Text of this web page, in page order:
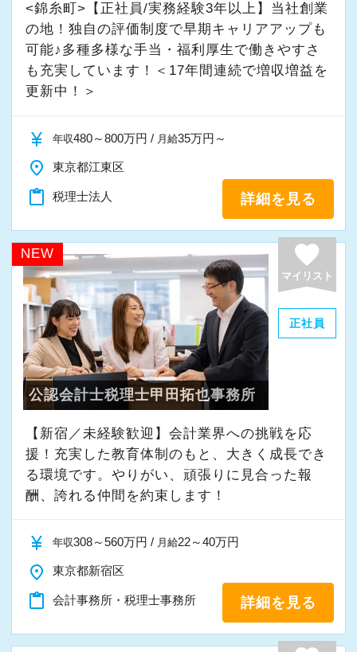
お互い協力しあいながら、共に成長を目指して
いく環境が整っています。
服装は2026年5月からビジネスカジュアルを導
入。清潔感があり社会人としての身だしなみを
す。
あなたらしさを活かしながら税務の力を身につ
けることができます。
◆当事務所と顧問契約頂いているクライアント
から商品を購入した場合は、クライアントへの
売上貢献として事務所で半額を負担します。
（在籍期間によって金額の上限あり）
◆スーツ手当として、事務所が補助するシステ
ムを用意しております。（在籍期間によって金
額の上限あり）
◆簿記検定や税理士講座の「授業料補助制度」
があります。
【働く環境の魅力】
当事務所は自社ビルで、渋谷駅徒歩12分の場所
静かな住宅地に建ち、建築が好きな所長みずか
らがデザインをおこなった古代ローマ風のオフ
ィスです。（求人写真に入口を掲載していま
税務会計の基幹システムは弥生会計・達人。他
<錦糸町>【正社員/実務経験3年以上】当社創業
の地！独自の評価制度で早期キャリアアップも
可能♪多種多様な手当・福利厚生で働きやすさ
も充実しています！＜17年間連続で増収増益を
更新中！＞
currency_yen 年収480～800万円 / 月給35万円～
place 東京都江東区
content_paste 税理士法人 詳細を見る
NEW favorite
マイリスト
正社員
公認会計士税理士甲田拓也事務所
【新宿／未経験歓迎】会計業界への挑戦を応
援！充実した教育体制のもと、大きく成長でき
る環境です。やりがい、頑張りに見合った報
酬、誇れる仲間を約束します！
currency_yen 年収308～560万円 / 月給22～40万円
place 東京都新宿区
content_paste 会計事務所・税理士事務所 詳細を見る